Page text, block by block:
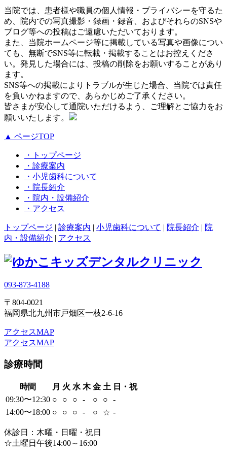
当院では、患者様や職員の個人情報・プライバシーを守るた
め、院内での写真撮影・録画・録音、およびそれらのSNSや
ブログ等への投稿はご遠慮いただいております。
また、当院ホームページ等に掲載している写真や画像につい
ても、無断でSNS等に転載・掲載することはお控えくださ
い。発見した場合には、投稿の削除をお願いすることがあり
ます。
SNS等への掲載によりトラブルが生じた場合、当院では責任
を負いかねますので、あらかじめご了承ください。
皆さまが安心して通院いただけるよう、ご理解とご協力をお
願いいたします。
▲ ページTOP
・トップページ
・診療案内
・小児歯科について
・院長紹介
・院内・設備紹介
・アクセス
トップページ | 診療案内 | 小児歯科について | 院長紹介 | 院
内・設備紹介 | アクセス
093-873-4188
〒804-0021
福岡県北九州市戸畑区一枝2-6-16
アクセスMAP
アクセスMAP
診療時間
時間 月 火 水 木 金 土 日・祝
09:30〜12:30 ○ ○ ○ - ○ ○
-
14:00〜18:00 ○ ○ ○ - ○ ☆ -
休診日：木曜・日曜・祝日
☆土曜日午後14:00～16:00